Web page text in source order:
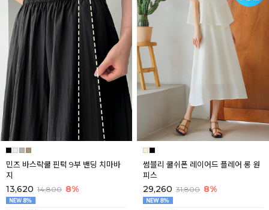
민즈 바스락쿨 핀턱 9부 밴딩 치마바
지
13,620 14,800 8%
썸블리 쿨쉬폰 레이어드 플레어 롱 원
피스
29,260 31,800 8%